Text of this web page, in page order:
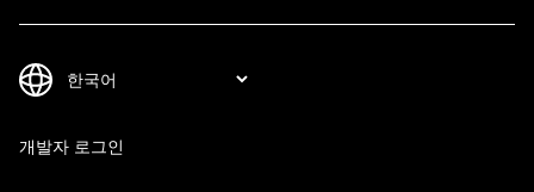
개발자 로그인